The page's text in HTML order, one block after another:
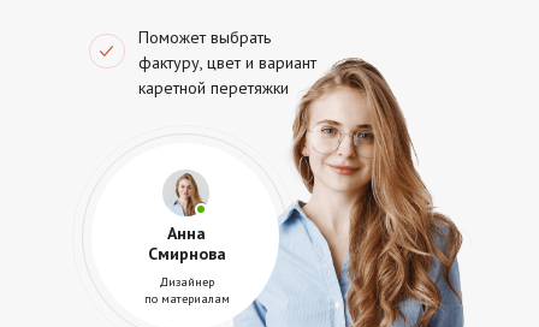
Поможет выбрать
фактуру, цвет и вариант
каретной перетяжки
Анна
Смирнова
Дизайнер
по материалам